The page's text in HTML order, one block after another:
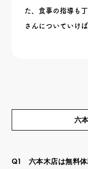
た、食事の指導も
さんについていけ
六
六本木店は無料